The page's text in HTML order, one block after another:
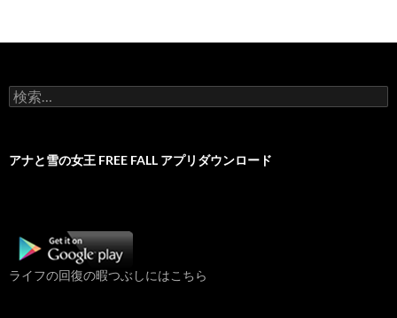
検
索:
アナと雪の女王 FREE FALL アプリダウンロード
ライフの回復の暇つぶしにはこちら